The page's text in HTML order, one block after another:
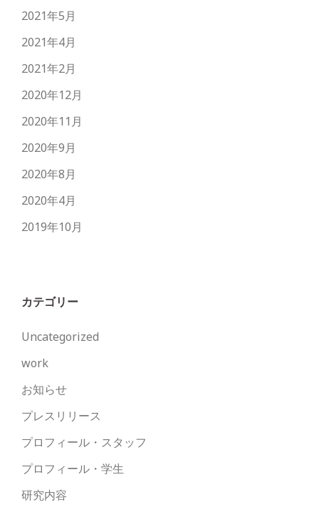
2021年5月
2021年4月
2021年2月
2020年12月
2020年11月
2020年9月
2020年8月
2020年4月
2019年10月
カテゴリー
Uncategorized
work
お知らせ
プレスリリース
プロフィール・スタッフ
プロフィール・学生
研究内容